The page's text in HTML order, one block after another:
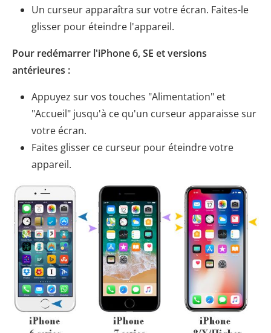
Un curseur apparaîtra sur votre écran. Faites-le
glisser pour éteindre l'appareil.
Pour redémarrer l'iPhone 6, SE et versions
antérieures :
Appuyez sur vos touches "Alimentation" et
"Accueil" jusqu'à ce qu'un curseur apparaisse sur
votre écran.
Faites glisser ce curseur pour éteindre votre
appareil.